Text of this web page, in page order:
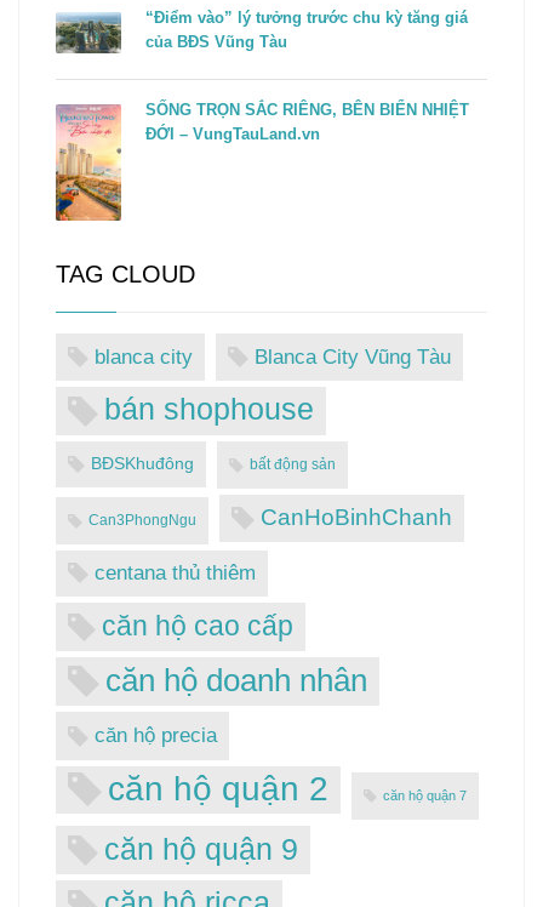
“Điểm vào” lý tưởng trước chu kỳ tăng giá
của BĐS Vũng Tàu
SỐNG TRỌN SẮC RIÊNG, BÊN BIỂN NHIỆT
ĐỚI – VungTauLand.vn
TAG CLOUD
blanca city Blanca City Vũng Tàu
bán shophouse
BĐSKhuđông bất động sản
Can3PhongNgu CanHoBinhChanh
centana thủ thiêm
căn hộ cao cấp
căn hộ doanh nhân
căn hộ precia
căn hộ quận 2 căn hộ quận 7
căn hộ quận 9